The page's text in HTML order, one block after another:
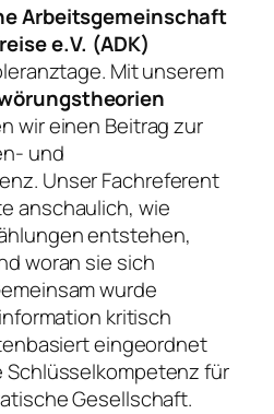
Arbeitsgemeinschaft
e.V. (ADK)
Mit unserem
wir einen Beitrag zur
und
Unser Fachreferent
anschaulich, wie
entstehen,
woran sie sich
wurde
kritisch
eingeordnet
Schlüsselkompetenz für
Gesellschaft.